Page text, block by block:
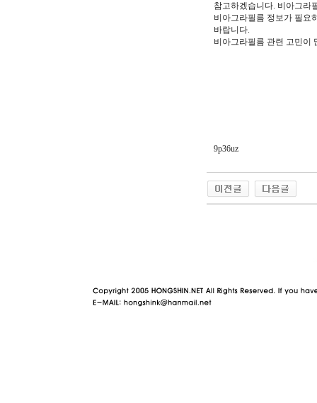
참고하겠습니다. 비아그라
비아그라필름 정보가 필요
바랍니다.
비아그라필름 관련 고민이
9p36uz